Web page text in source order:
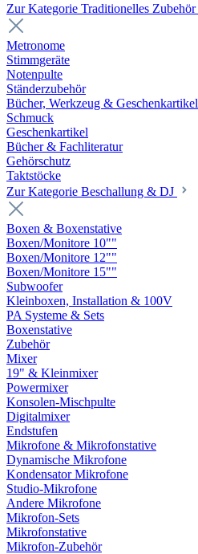
Zur Kategorie Traditionelles Zubehör
Metronome
Stimmgeräte
Notenpulte
Ständerzubehör
Bücher, Werkzeug & Geschenkartikel
Schmuck
Geschenkartikel
Bücher & Fachliteratur
Gehörschutz
Taktstöcke
Zur Kategorie Beschallung & DJ
Boxen & Boxenstative
Boxen/Monitore 10""
Boxen/Monitore 12""
Boxen/Monitore 15""
Subwoofer
Kleinboxen, Installation & 100V
PA Systeme & Sets
Boxenstative
Zubehör
Mixer
19" & Kleinmixer
Powermixer
Konsolen-Mischpulte
Digitalmixer
Endstufen
Mikrofone & Mikrofonstative
Dynamische Mikrofone
Kondensator Mikrofone
Studio-Mikrofone
Andere Mikrofone
Mikrofon-Sets
Mikrofonstative
Mikrofon-Zubehör